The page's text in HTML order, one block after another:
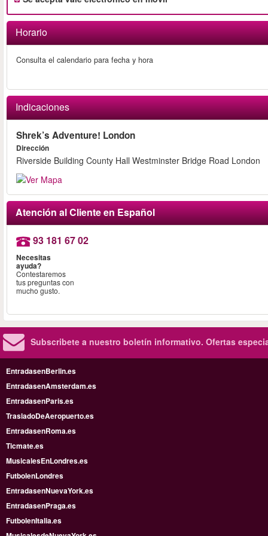
Horario
Consulta el calendario para fecha y hora
Indicaciones
Shrek’s Adventure! London
Dirección
Riverside Building County Hall Westminster Bridge Road London
Atención al Cliente en Español
93 181 67 02
Necesitas
ayuda?
Contestaremos
tus preguntas con
mucho gusto.
Subscribete a nuestro boletín informativo. Ofertas
EntradasenBerlin.es
EntradasenAmsterdam.es
EntradasenParis.es
TrasladoDeAeropuerto.es
EntradasenRoma.es
Ticmate.es
MusicalesEnLondres.es
FutbolenLondres
EntradasenNuevaYork.es
EntradasenPraga.es
FutbolenItalia.es